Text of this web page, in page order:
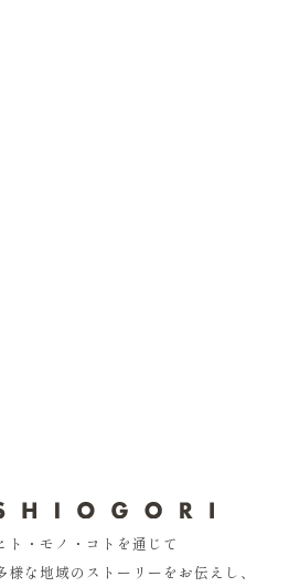
ト・モノ・コトを通じて
様な地域のストーリーをお伝えし、